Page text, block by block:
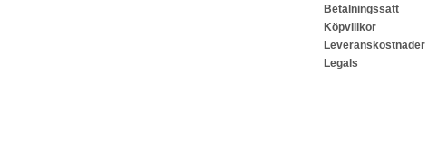
Betalningssätt
Köpvillkor
Leveranskostnader
Legals